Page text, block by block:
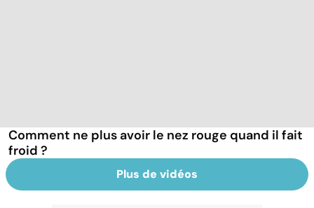
Comment ne plus avoir le nez rouge quand il fait
froid ?
Plus de vidéos